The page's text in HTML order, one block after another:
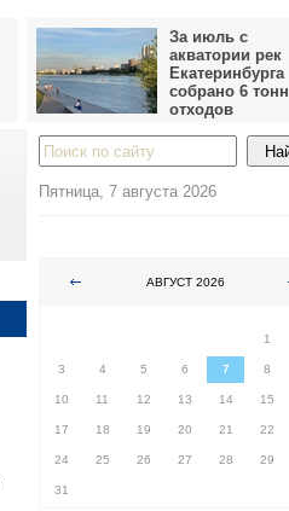
За июль с
акватории рек
Екатеринбурга
собрано 6 тонн
отходов
Пятница, 7 августа 2026
АВГУСТ 2026
1
3 4 5 6 7 8
10 11 12 13 14 15
17 18 19 20 21 22
24 25 26 27 28 29
31